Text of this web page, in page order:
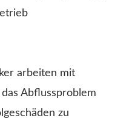
arbeiten mit
Abflussproblem
zu